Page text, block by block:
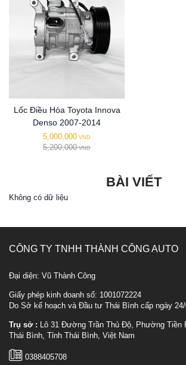
Lốc Điều Hòa Toyota Innova
Denso 2007-2014
5,000,000 VND
5,200,000 VND
BÀI VIẾT
Không có dữ liệu
CÔNG TY TNHH THÀNH CÔNG AUTO
Đại diện: Vũ Thành Công
Giấy phép kinh doanh số: 1001072224
Do Sở kế hoạch và Đầu tư Thái Bình cấp ngày
Trụ sở : Lô 31 Đường Trần Thủ Độ, Phường Tiền
Thái Bình, Tỉnh Thái Bình, Việt Nam
0388405708